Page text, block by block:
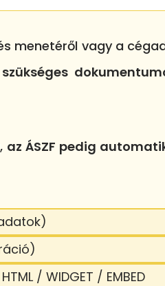
menetéről vagy a
az ÁSZF pedig
/ WIDGET / EMBED